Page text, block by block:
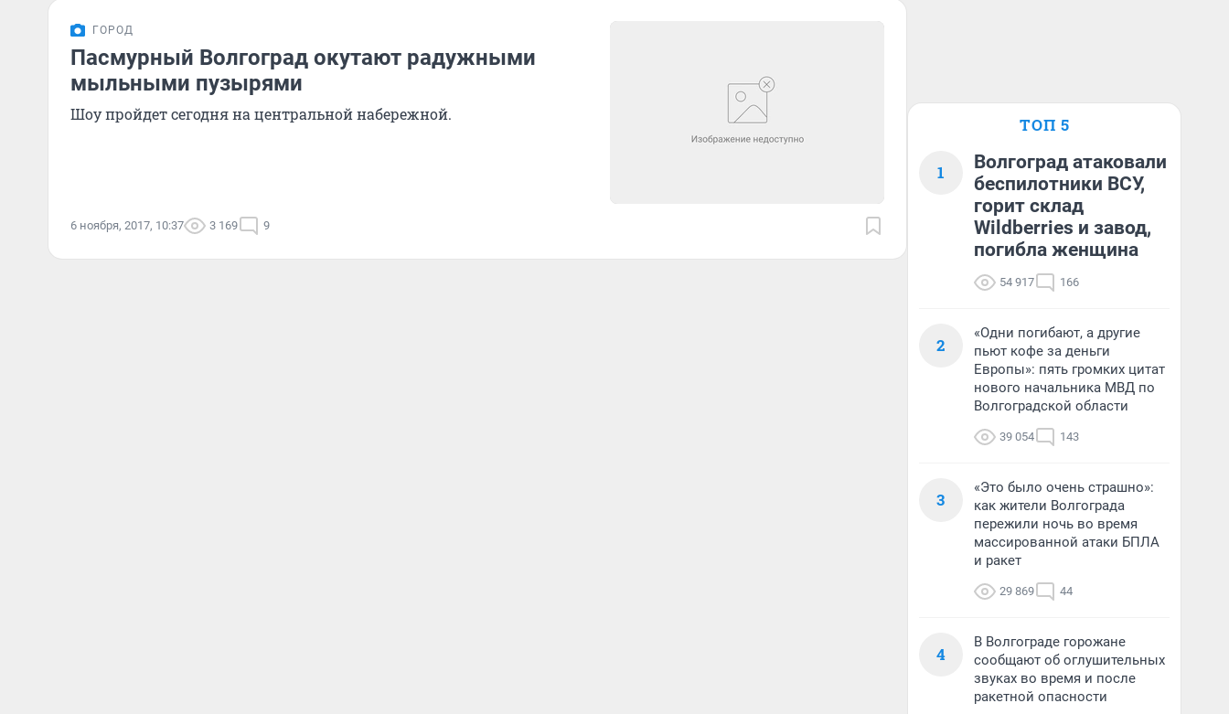
ГОРОД
Пасмурный Волгоград окутают радужными
мыльными пузырями
Шоу пройдет сегодня на центральной набережной.
6 ноября, 2017, 10:37 3 169 9
ТОП 5
1
Волгоград атаковали
беспилотники ВСУ,
горит склад
Wildberries и завод,
погибла женщина
54 917 166
2
«Одни погибают, а другие
пьют кофе за деньги
Европы»: пять громких цитат
нового начальника МВД по
Волгоградской области
39 054 143
3
«Это было очень страшно»:
как жители Волгограда
пережили ночь во время
массированной атаки БПЛА
и ракет
29 869 44
4
В Волгограде горожане
сообщают об оглушительных
звуках во время и после
ракетной опасности